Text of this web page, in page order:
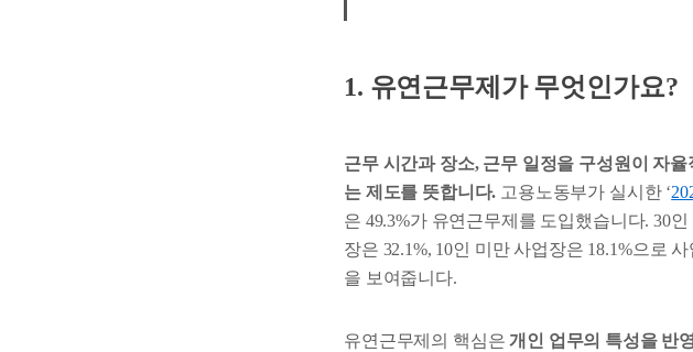
1. 유연근무제가 무엇인가요?
근무 시간과 장소, 근무 일정을 구성원이 자
는 제도를 뜻합니다. 고용노동부가 실시한 ‘
은 49.3%가 유연근무제를 도입했습니다. 30
장은 32.1%, 10인 미만 사업장은 18.1%으로
을 보여줍니다.
유연근무제의 핵심은개인 업무의 특성을 반